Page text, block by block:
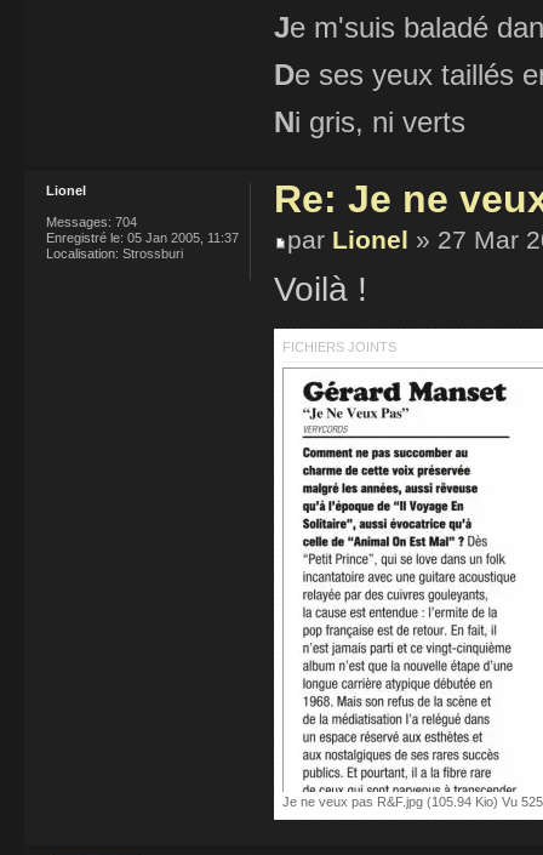
Je m'suis baladé
De ses yeux taillés
Ni gris, ni verts
Re: Je ne
par Lionel » 27 Mar
Voilà !
FICHIERS JOINTS
Je ne veux pas R&F.jpg (105.94 Kio) Vu
Lionel
Messages: 704
Enregistré le: 05 Jan 2005, 11:37
Localisation: Strossburi